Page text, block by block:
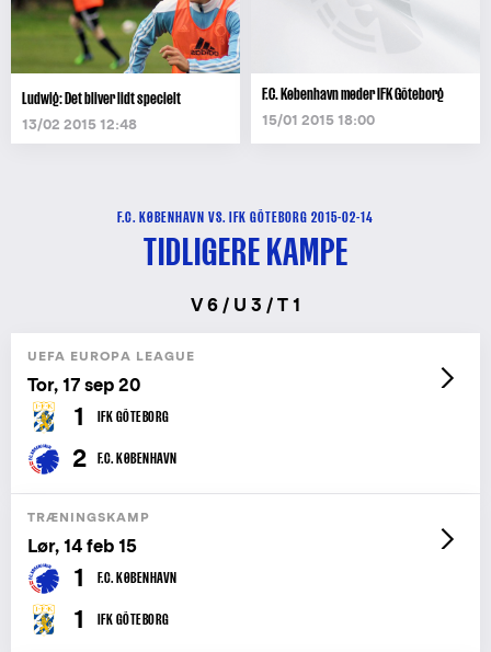
Ludwig: Det bliver lidt specielt
13/02 2015 12:48
F.C. København møder IFK Göteborg
15/01 2015 18:00
F.C. KØBENHAVN VS. IFK GÖTEBORG 2015-02-14
TIDLIGERE KAMPE
V 6 / U 3 / T 1
UEFA EUROPA LEAGUE
Tor, 17 sep 20
1 IFK GÖTEBORG
2 F.C. KØBENHAVN
TRÆNINGSKAMP
Lør, 14 feb 15
1 F.C. KØBENHAVN
1 IFK GÖTEBORG